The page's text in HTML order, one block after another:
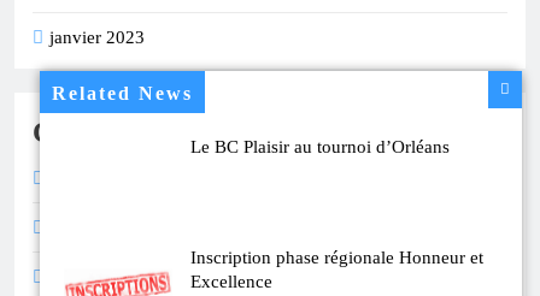
Related News
Le BC Plaisir au tournoi d’Orléans
Inscription phase régionale Honneur et
Excellence
janvier 2023
Catégories
Divers